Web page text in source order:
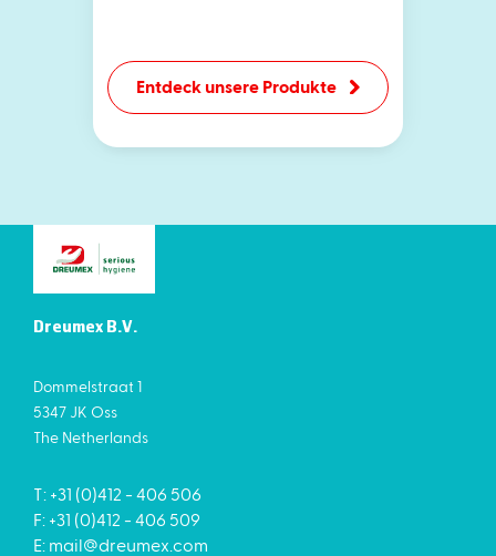
Entdeck unsere Produkte
Dreumex B.V.
Dommelstraat 1
5347 JK Oss
The Netherlands
T: +31 (0)412 - 406 506
F: +31 (0)412 - 406 509
E: mail@dreumex.com